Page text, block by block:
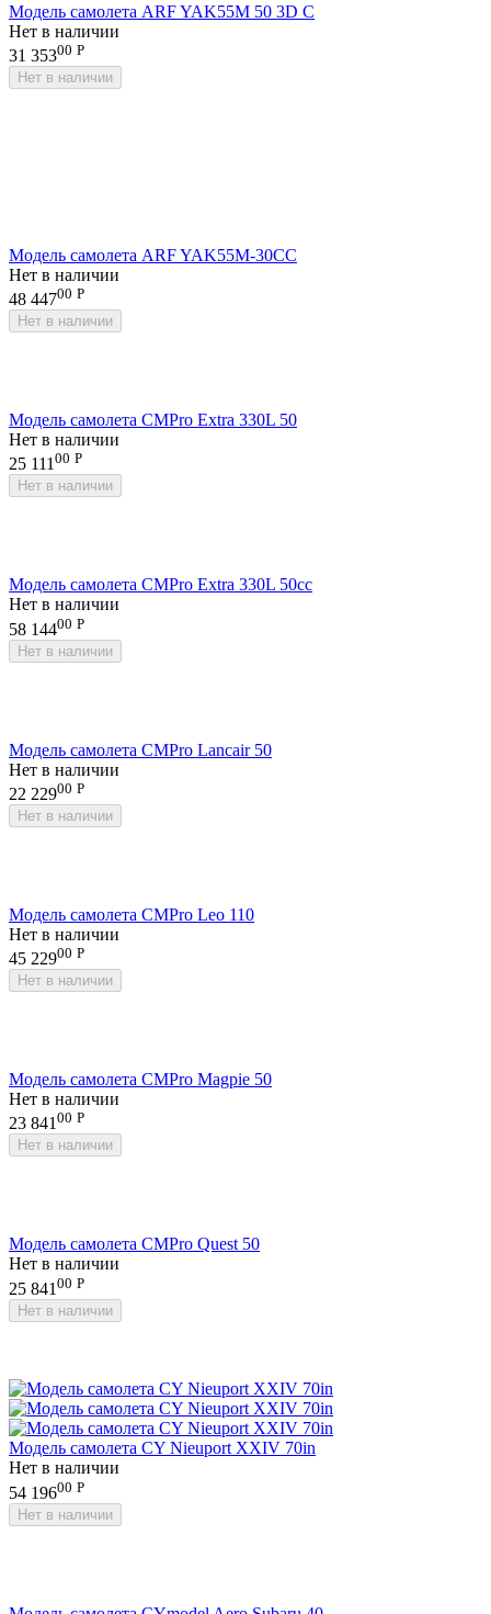
Модель самолета ARF YAK55M 50 3D С
Нет в наличии
31 35300 Р
Нет в наличии
Модель самолета ARF YAK55M-30CC
Нет в наличии
48 44700 Р
Нет в наличии
Модель самолета CMPro Extra 330L 50
Нет в наличии
25 11100 Р
Нет в наличии
Модель самолета CMPro Extra 330L 50cc
Нет в наличии
58 14400 Р
Нет в наличии
Модель самолета CMPro Lancair 50
Нет в наличии
22 22900 Р
Нет в наличии
Модель самолета CMPro Leo 110
Нет в наличии
45 22900 Р
Нет в наличии
Модель самолета CMPro Magpie 50
Нет в наличии
23 841 00 Р
Нет в наличии
Модель самолета CMPro Quest 50
Нет в наличии
25 841 00 Р
Нет в наличии
Модель самолета CY Nieuport XXIV 70in
Нет в наличии
54 19600 Р
Нет в наличии